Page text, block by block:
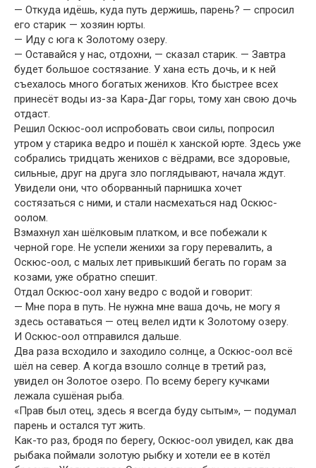
— Откуда идёшь, куда путь держишь, парень? — спросил
его старик — хозяин юрты.
— Иду с юга к Золотому озеру.
— Оставайся у нас, отдохни, — сказал старик. — Завтра
будет большое состязание. У хана есть дочь, и к ней
съехалось много богатых женихов. Кто быстрее всех
принесёт воды из-за Кара-Даг горы, тому хан свою дочь
отдаст.
Решил Оскюс-оол испробовать свои силы, попросил
утром у старика ведро и пошёл к ханской юрте. Здесь уже
собрались тридцать женихов с вёдрами, все здоровые,
сильные, друг на друга зло поглядывают, начала ждут.
Увидели они, что оборванный парнишка хочет
состязаться с ними, и стали насмехаться над Оскюс-
оолом.
Взмахнул хан шёлковым платком, и все побежали к
черной горе. Не успели женихи за гору перевалить, а
Оскюс-оол, с малых лет привыкший бегать по горам за
козами, уже обратно спешит.
Отдал Оскюс-оол хану ведро с водой и говорит:
— Мне пора в путь. Не нужна мне ваша дочь, не могу я
здесь оставаться — отец велел идти к Золотому озеру.
И Оскюс-оол отправился дальше.
Два раза всходило и заходило солнце, а Оскюс-оол всё
шёл на север. А когда взошло солнце в третий раз,
увидел он Золотое озеро. По всему берегу кучками
лежала сушёная рыба.
«Прав был отец, здесь я всегда буду сытым», — подумал
парень и остался тут жить.
Как-то раз, бродя по берегу, Оскюс-оол увидел, как два
рыбака поймали золотую рыбку и хотели ее в котёл